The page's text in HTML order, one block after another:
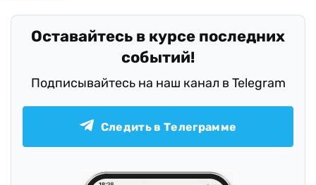
Оставайтесь в курсе последних
событий!
Подписывайтесь на наш канал в Telegram
Следить в Телеграмме